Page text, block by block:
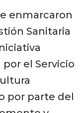
enmarcaron
Sanitaria
el Servicio
por parte del